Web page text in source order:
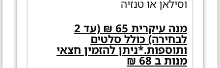
וסילאן או טנזיה
מנה עיקרית 65 ₪ (עד 2
לבחירה) כולל סלטים
ותוספות.*ניתן להזמין חצאי
מנות ב 68 ₪